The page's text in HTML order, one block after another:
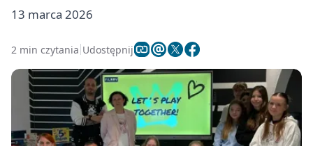
13 marca 2026
2 min czytania Udostępnij